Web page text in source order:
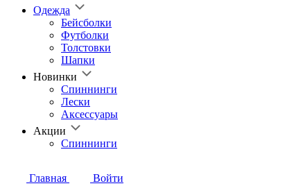
Одежда
Бейсболки
Футболки
Толстовки
Шапки
Новинки
Спиннинги
Лески
Аксессуары
Акции
Спиннинги
Главная Войти